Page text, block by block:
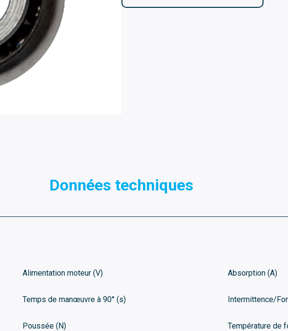
Données techniques
Alimentation moteur (V) Absorption (A)
Temps de manœuvre à 90° (s) Intermittence/
Poussée (N) Température de